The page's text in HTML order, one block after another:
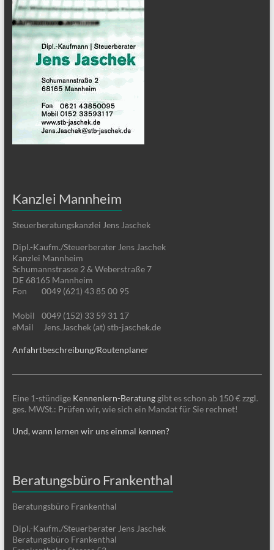
Kanzlei Mannheim
Steuerberatungskanzlei Jens Jaschek
Dipl.-Kaufm./Steuerberater Jens Jaschek
Kanzlei Mannheim
Schumannstrasse 2 & Weberstraße 7
DE 68165 Mannheim
Fon
0049 (621) 43 85 00 95
Mobil
0049 (152) 33 59 31 17
eMail
Jens.Jaschek (at) stb-jaschek.de
Anfahrtbeschreibung/Routenplaner
Eine 1-stündige Kennenlern-Beratunggibt es schon ab 150 € zzgl.
ges. MWSt.: Prüfen wir, wie sich ein Mandat für Sie rechnet!
Und, wann lernen wir uns einmal kennen?
Beratungsbüro Frankenthal
Beratungsbüro Frankenthal
Dipl.-Kaufm./Steuerberater Jens Jaschek
Beratungsbüro Frankenthal